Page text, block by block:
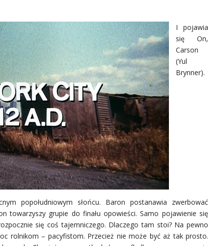
I pojawia
się On,
Carson
(Yul
Brynner).
popołudniowym słońcu. Baron postanawia zwerbować
towarzyszy grupie do finału opowieści. Samo pojawienie się
się coś tajemniczego. Dlaczego tam stoi? Na pewno
rolnikom – pacyfistom. Przecież nie może być aż tak prosto.